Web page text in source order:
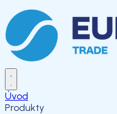
Úvod
Produkty